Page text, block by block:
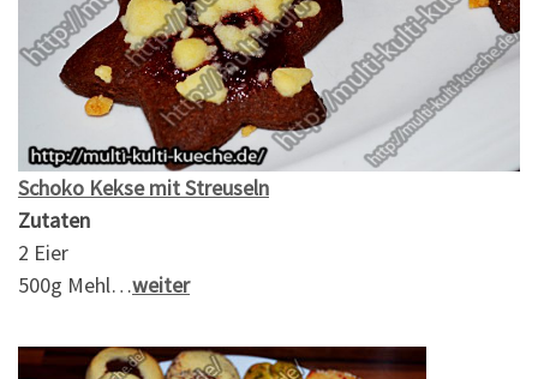
Schoko Kekse mit Streuseln
Zutaten
2 Eier
500g Mehl…weiter